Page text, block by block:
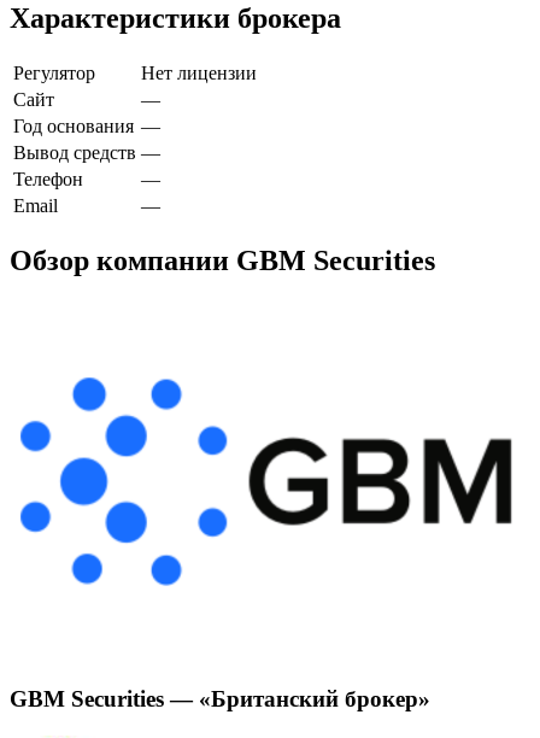
Характеристики брокера
Регулятор
Нет лицензии
Сайт
—
Год основания —
Вывод средств —
Телефон
—
Email
—
Обзор компании GBM Securities
GBM Securities — «Британский брокер»